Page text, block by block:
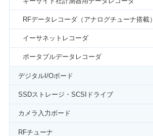
RFデータレコーダ（アナログチューナ搭載）
イーサネットレコーダ
ポータブルデータレコーダ
デジタルI/Oボード
SSDストレージ・SCSIドライブ
カメラ入力ボード
RFチューナ